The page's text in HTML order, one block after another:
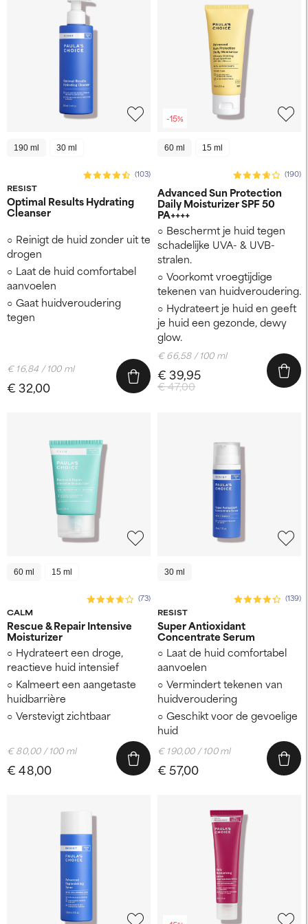
190 ml 30 ml
RESIST
(103)
Optimal Results Hydrating
Cleanser
Reinigt de huid zonder uit te
drogen
Laat de huid comfortabel
aanvoelen
Gaat huidveroudering
tegen
€ 32,00
€ 16,84 / 100 ml
-15%
60 ml 15 ml
(190)
Advanced Sun Protection
Daily Moisturizer SPF 50
PA++++
Beschermt je huid tegen
schadelijke UVA- & UVB-
stralen.
Voorkomt vroegtijdige
tekenen van huidveroudering.
Hydrateert je huid en geeft
je huid een gezonde, dewy
glow.
€ 47,00
€ 39,95
€ 66,58 / 100 ml
60 ml 15 ml
CALM
(73)
Rescue & Repair Intensive
Moisturizer
Hydrateert een droge,
reactieve huid intensief
Kalmeert een aangetaste
huidbarrière
Verstevigt zichtbaar
€ 48,00
€ 80,00 / 100 ml
30 ml
RESIST
(139)
Super Antioxidant
Concentrate Serum
Laat de huid comfortabel
aanvoelen
Vermindert tekenen van
huidveroudering
Geschikt voor de gevoelige
huid
€ 57,00
€ 190,00 / 100 ml